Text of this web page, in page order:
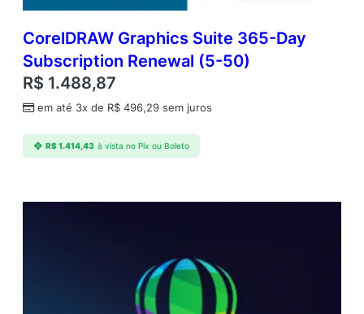
e
CorelDRAW Graphics Suite 365-Day
Subscription Renewal (5-50)
R$ 1.488,87
em até 3x de R$ 496,29 sem juros
R$1.414,43 à vista no Pix ou Boleto